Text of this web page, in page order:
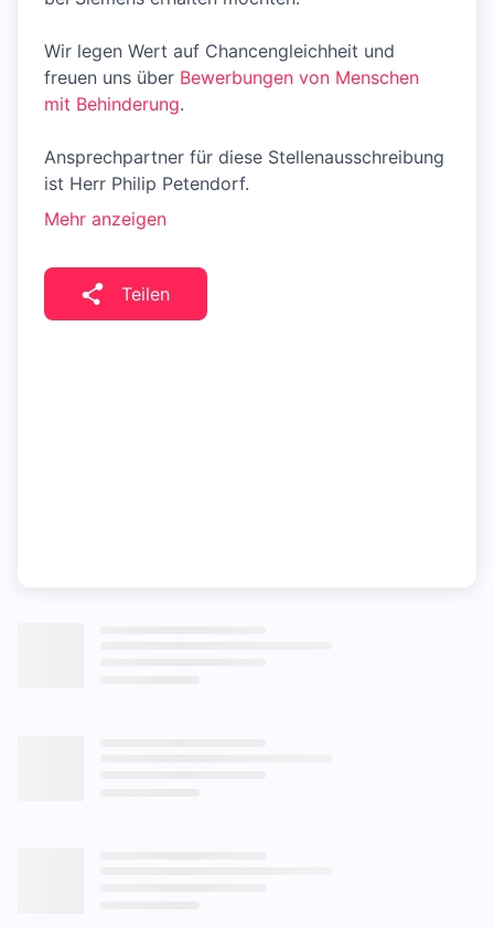
Wir legen Wert auf Chancengleichheit und
freuen uns über Bewerbungen von Menschen
mit Behinderung.
Ansprechpartner für diese Stellenausschreibung
ist Herr Philip Petendorf.
Mehr anzeigen
Teilen